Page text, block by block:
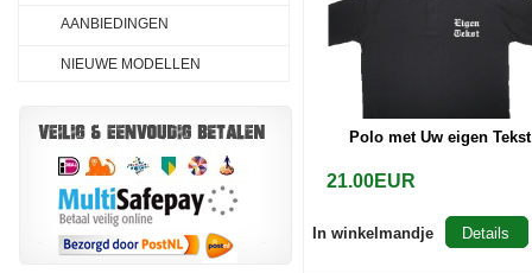
Polo met Uw eigen Tekst
21.00EUR
In winkelmandje Details
AANBIEDINGEN
NIEUWE MODELLEN